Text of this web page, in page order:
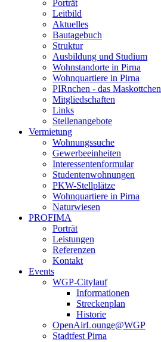
Porträt
Leitbild
Aktuelles
Bautagebuch
Struktur
Ausbildung und Studium
Wohnstandorte in Pirna
Wohnquartiere in Pirna
PIRnchen - das Maskottchen
Mitgliedschaften
Links
Stellenangebote
Vermietung
Wohnungssuche
Gewerbeeinheiten
Interessentenformular
Studentenwohnungen
PKW-Stellplätze
Wohnquartiere in Pirna
Naturwiesen
PROFIMA
Porträt
Leistungen
Referenzen
Kontakt
Events
WGP-Citylauf
Informationen
Streckenplan
Historie
OpenAirLounge@WGP
Stadtfest Pirna